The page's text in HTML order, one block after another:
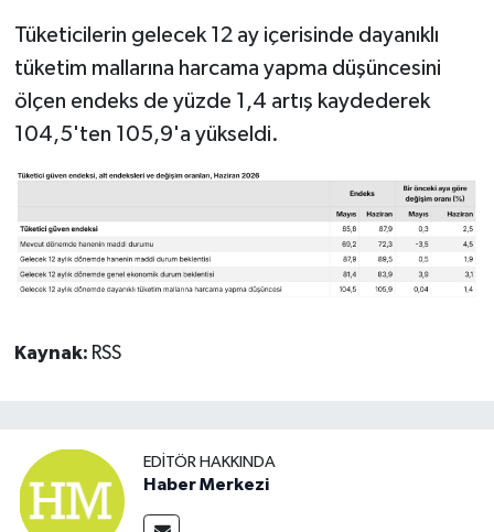
Tüketicilerin gelecek 12 ay içerisinde dayanıklı
tüketim mallarına harcama yapma düşüncesini
ölçen endeks de yüzde 1,4 artış kaydederek
104,5'ten 105,9'a yükseldi.
Kaynak: RSS
EDITÖR HAKKINDA
Haber Merkezi